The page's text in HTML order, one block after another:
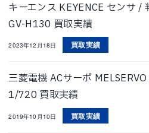
キーエンス KEYENCE センサ /
GV-H130 買取実績
2023年12月18日 買取実績
三菱電機 ACサーボ
1/720 買取実績
2019年10月10日 買取実績